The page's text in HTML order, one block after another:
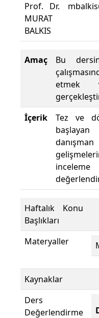
Prof. Dr.
MURAT
BALKIS
Amaç
Bu
etmek
İçerik
Tez ve
Haftalık Konu
Başlıkları
Materyaller
Kaynaklar
Ders
Değerlendirme